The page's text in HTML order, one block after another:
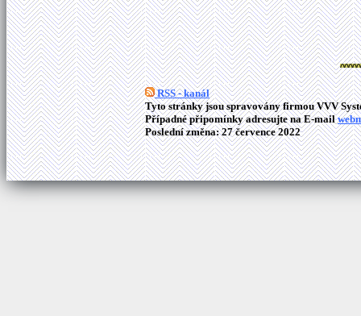
RSS - kanál
Tyto stránky jsou spravovány firmou VVV
Případné připomínky adresujte na E-mail
Poslední změna: 27 července 2022